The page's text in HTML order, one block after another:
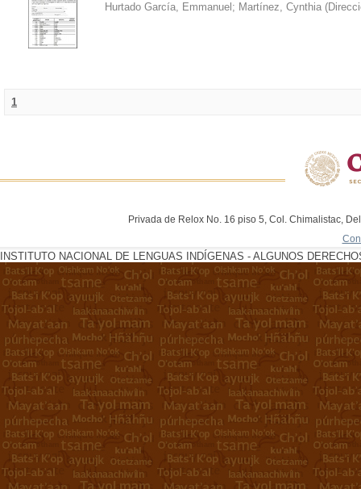
Hurtado García, Emmanuel ; Martínez, Cynthia (
1
Privada de Relox No. 16 piso 5, Col. Chimalistac,
INSTITUTO NACIONAL DE LENGUAS INDÍGENAS - ALGUNOS